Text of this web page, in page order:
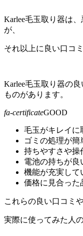
Karlee毛玉取り器は
が、
それ以上に良い口コ
Karlee毛玉取り器の
ものがあります。
fa-certificateGOOD
毛玉がキレイに
ゴミの処理が簡
持ちやすさや操
電池の持ちが良
機能が充実して
価格に見合った
これらの良い口コミ
実際に使ってみた人